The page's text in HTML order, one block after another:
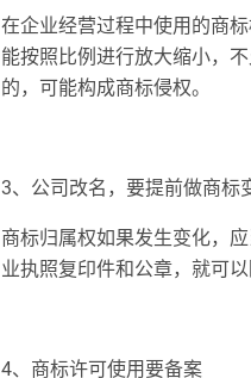
在企业经营过程中使用的商
能按照比例进行放大缩小，
的，可能构成商标侵权。
3、公司改名，要提前做商标
商标归属权如果发生变化，
业执照复印件和公章，就可
4、商标许可使用要备案